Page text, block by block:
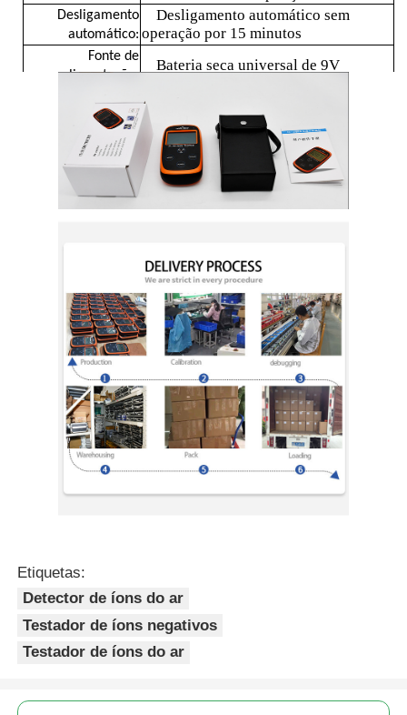
Termômetro de Fibra Óptica
Detector de emissividade infravermelha
Desligamento
automático:
Desligamento automático sem
operação por 15 minutos
Fonte de
alimentação:
Bateria seca universal de 9V
Etiquetas:
Detector de íons do ar
Testador de íons negativos
Testador de íons do ar